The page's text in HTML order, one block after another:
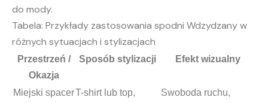
do mody.
Tabela: Przykłady zastosowania spodni Wdzydzany w
różnych sytuacjach i stylizacjach
Przestrzeń /
Okazja
Sposób stylizacji Efekt wizualny
Miejski spacerT-shirt lub top,
Swoboda ruchu,